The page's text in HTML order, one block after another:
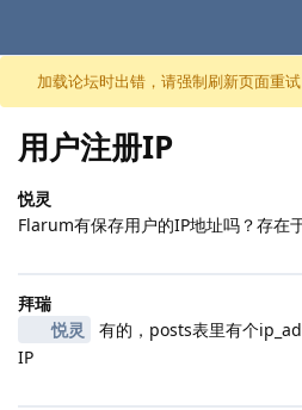
跳至内容
加载论坛时出错，请强制刷新页面重试
用户注册IP
悦灵
Flarum有保存用户的IP地址吗？存在
拜瑞
悦灵
有的，posts表里有个
IP